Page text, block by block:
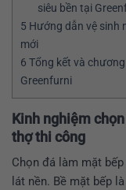
siêu bền tại
5 Hướng dẫn vệ sinh
mới
6 Tổng kết và
Greenfurni
Kinh nghiệm
thợ thi công
Chọn đá làm mặt
lát nền. Bề mặt bếp